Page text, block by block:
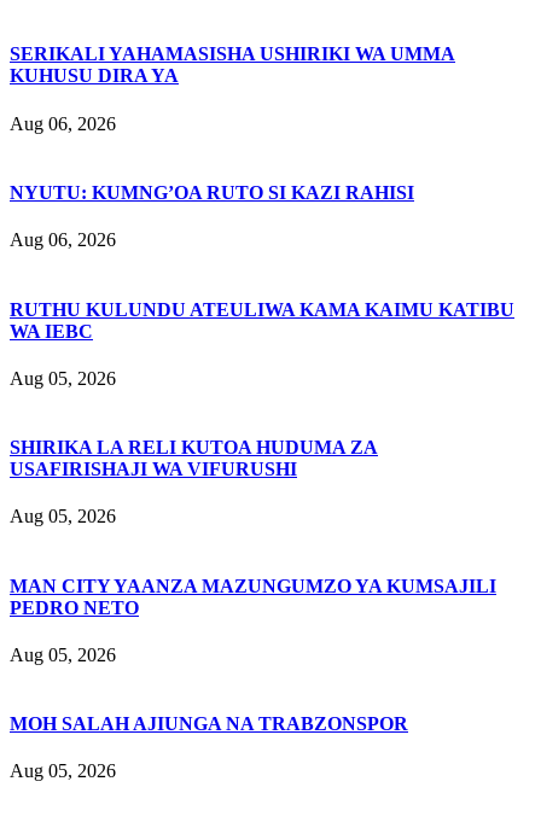
SERIKALI YAHAMASISHA USHIRIKI WA UMMA
KUHUSU DIRA YA
Aug 06, 2026
NYUTU: KUMNG’OA RUTO SI KAZI RAHISI
Aug 06, 2026
RUTHU KULUNDU ATEULIWA KAMA KAIMU KATIBU
WA IEBC
Aug 05, 2026
SHIRIKA LA RELI KUTOA HUDUMA ZA
USAFIRISHAJI WA VIFURUSHI
Aug 05, 2026
MAN CITY YAANZA MAZUNGUMZO YA KUMSAJILI
PEDRO NETO
Aug 05, 2026
MOH SALAH AJIUNGA NA TRABZONSPOR
Aug 05, 2026